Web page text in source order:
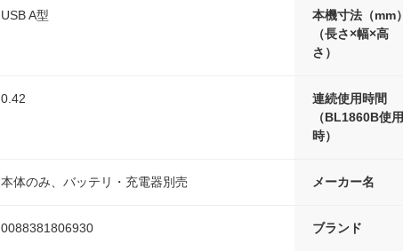
USB A型
本機寸法（mm）
（長さ×幅×高
さ）
0.42
連続使用時間
（BL1860B使用
時）
本体のみ、バッテリ・充電器別売 メーカー名
0088381806930 ブランド